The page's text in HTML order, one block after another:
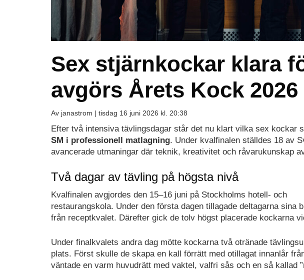
Sex stjärnkockar klara
avgörs Årets Kock 2026
Av janastrom | tisdag 16 juni 2026 kl. 20:38
Efter två intensiva tävlingsdagar står det nu klart vilka sex kockar
SM i professionell matlagning. Under kvalfinalen ställdes 18 av
avancerade utmaningar där teknik, kreativitet och råvarukunskap
Två dagar av tävling på högsta nivå
Kvalfinalen avgjordes den 15–16 juni på Stockholms hotell- och
restaurangskola. Under den första dagen tillagade deltagarna sina
från receptkvalet. Därefter gick de tolv högst placerade kockarna
Under finalkvalets andra dag mötte kockarna två otränade
plats. Först skulle de skapa en kall förrätt med otillagat innanlår
väntade en varm huvudrätt med vaktel, valfri sås och en så kallad